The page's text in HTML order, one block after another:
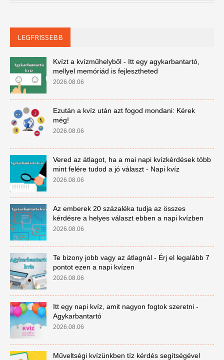
LEGFRISSEBB
Kvízt a kvízműhelyből - Itt egy agykarbantartó,
mellyel memóriád is fejlesztheted
2026.08.06
Ezután a kvíz után azt fogod mondani: Kérek
még!
2026.08.06
Vered az átlagot, ha a mai napi kvízkérdések több
mint felére tudod a jó választ - Napi kvíz
2026.08.06
Az emberek 20 százaléka tudja az összes
kérdésre a helyes választ ebben a napi kvízben
2026.08.06
Te bizony jobb vagy az átlagnál - Érj el legalább 7
pontot ezen a napi kvízen
2026.08.06
Itt egy napi kvíz, amit nagyon fogtok szeretni -
Agykarbantartó
2026.08.06
Műveltségi kvízünkben tíz kérdés segítségével